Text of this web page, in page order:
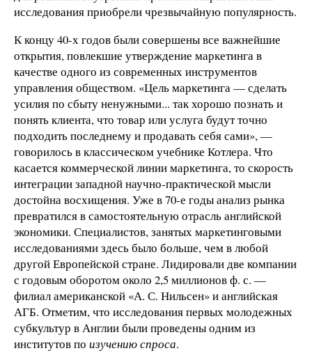
исследования приобрели чрезвычайную популярность.
К концу 40-х годов были совершены все важнейшие
открытия, повлекшие утверждение маркетинга в
качестве одного из современных инструментов
управления обществом. «Цель маркетинга — сделать
усилия по сбыту ненужными... так хорошо познать и
понять клиента, что товар или услуга будут точно
подходить последнему и продавать себя сами», —
говорилось в классическом учебнике Котлера. Что
касается коммерческой линии маркетинга, то скорость
интеграции западной научно-практической мысли
достойна восхищения. Уже в 70-е годы анализ рынка
превратился в самостоятельную отрасль английской
экономики. Специалистов, занятых маркетинговыми
исследованиями здесь было больше, чем в любой
другой Европейской стране. Лидировали две компании
с годовым оборотом около 2,5 миллионов ф. с. —
филиал американской «А. С. Нильсен» и английская
АГБ. Отметим, что исследования первых молодежных
субкультур в Англии были проведены одним из
институтов по изучению спроса.